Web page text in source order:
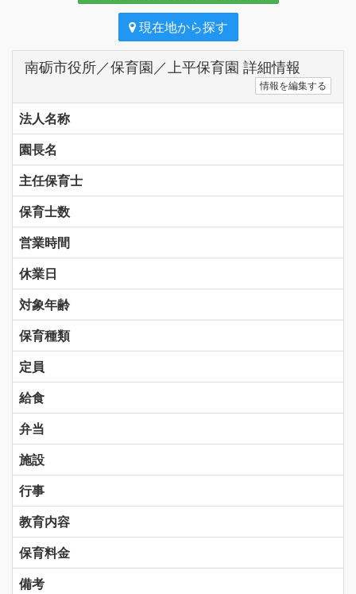
現在地から探す
南砺市役所／保育園／上平保育園 詳細情報
情報を編集する
法人名称
園長名
主任保育士
保育士数
営業時間
休業日
対象年齢
保育種類
定員
給食
弁当
施設
行事
教育内容
保育料金
備考